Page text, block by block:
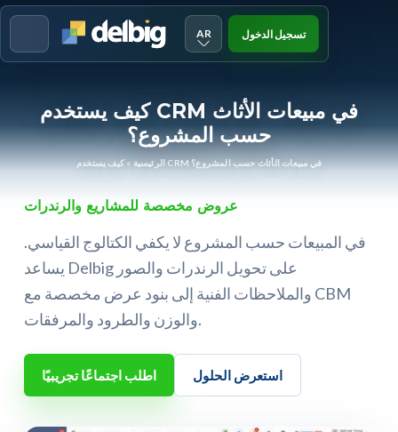
AR تسجيل الدخول
كيف يستخدم CRM في مبيعات الأثاث
حسب المشروع؟
الرئيسية » كيف يستخدم CRM في مبيعات الأثاث حسب المشروع؟
عروض مخصصة للمشاريع والرندرات
في المبيعات حسب المشروع لا يكفي الكتالوج القياسي.
يساعد Delbig على تحويل الرندرات والصور
والملاحظات الفنية إلى بنود عرض مخصصة مع CBM
والوزن والطرود والمرفقات.
اطلب اجتماعًا تجريبيًا استعرض الحلول